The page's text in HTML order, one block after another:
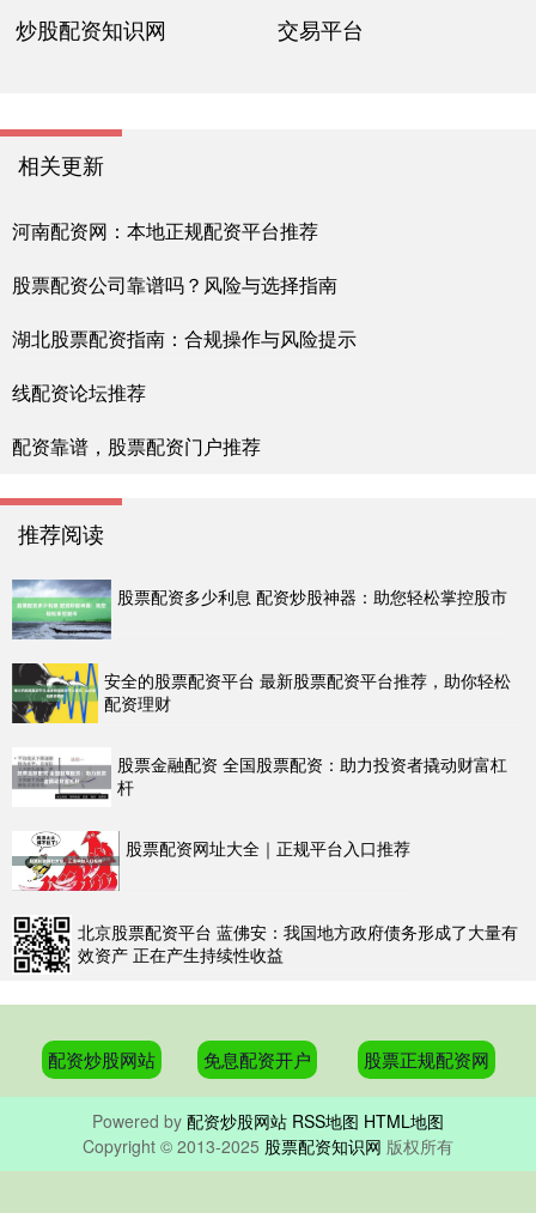
炒股配资知识网 交易平台
相关更新
河南配资网：本地正规配资平台推荐
股票配资公司靠谱吗？风险与选择指南
湖北股票配资指南：合规操作与风险提示
线配资论坛推荐
配资靠谱，股票配资门户推荐
推荐阅读
股票配资多少利息 配资炒股神器：助您轻松掌控股市
安全的股票配资平台 最新股票配资平台推荐，助你轻松
配资理财
股票金融配资 全国股票配资：助力投资者撬动财富杠
杆
股票配资网址大全｜正规平台入口推荐
北京股票配资平台 蓝佛安：我国地方政府债务形成了大量有
效资产 正在产生持续性收益
配资炒股网站 免息配资开户 股票正规配资网
Powered by 配资炒股网站 RSS地图 HTML地图
Copyright © 2013-2025 股票配资知识网 版权所有